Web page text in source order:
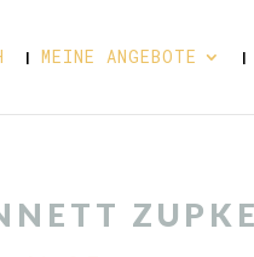
MEINE ANGEBOTE
ZUPKE